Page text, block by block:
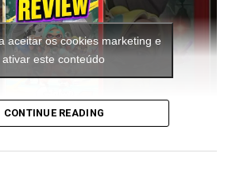
aceitar os cookies marketing e
ativar este conteúdo
para ilhas inéditas e diferentes
CONTINUE READING